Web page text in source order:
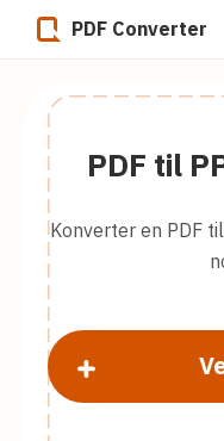
PDF Converter
PDF til
Konverter en PDF